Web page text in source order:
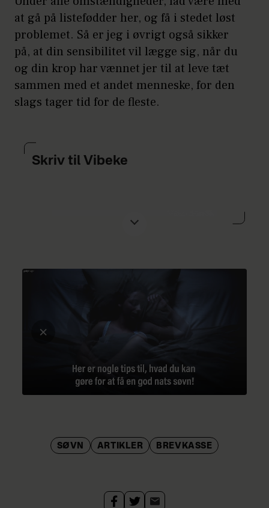
at gå på listefødder her, og få i stedet løst
problemet. Så er jeg i øvrigt også sikker
på, at din sensibilitet vil lægge sig, når du
og din krop har vænnet jer til at leve tæt
sammen med et andet menneske, for den
slags tager tid for de fleste.
Skriv til Vibeke
tanker med? Så skriv til Vibeke Dorph
og få råd om parforholdsproblemer,
familiekonflikter, kærestesorger eller
andre problemer, du meget gerne vil
Mails sendes til
brevkassen@hjemmet.dk.
SØVN ARTIKLER BREVKASSE